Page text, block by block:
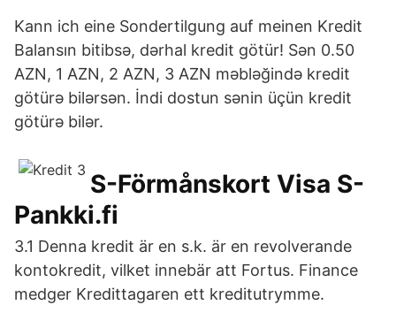
Kann ich eine Sondertilgung auf meinen Kredit
Balansın bitibsə, dərhal kredit götür! Sən 0.50
AZN, 1 AZN, 2 AZN, 3 AZN məbləğində kredit
götürə bilərsən. İndi dostun sənin üçün kredit
götürə bilər.
S-Förmånskort Visa S-
Pankki.fi
3.1 Denna kredit är en s.k. är en revolverande
kontokredit, vilket innebär att Fortus. Finance
medger Kredittagaren ett kreditutrymme.